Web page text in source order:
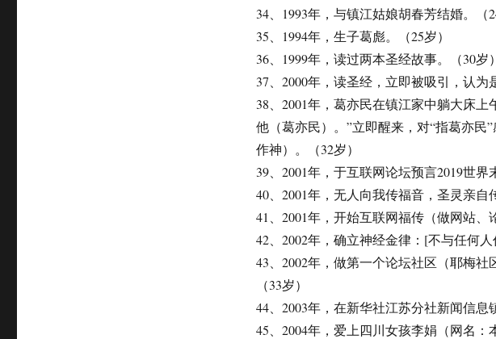
34、1993年，与镇江姑娘胡春芳结婚。（
35、1994年，生子葛彪。（25岁）
36、1999年，读过两本圣经故事。（30岁）
37、2000年，读圣经，立即被吸引，认为
38、2001年，葛亦民在镇江家中躺大床
他（葛亦民）。”立即醒来，对“指葛亦
作神）。（32岁）
39、2001年，于互联网论坛预言2019世界
40、2001年，无人向我传福音，圣灵亲自
41、2001年，开始互联网福传（做网站、
42、2002年，确立神经金律：[不与任何
43、2002年，做第一个论坛社区（耶梅社
（33岁）
44、2003年，在新华社江苏分社新闻信息
45、2004年，爱上四川女孩李娟（网名